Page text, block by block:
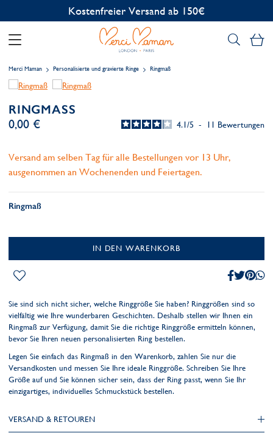
Kostenlose Personalisierung
Merci Maman Personalisierte und gravierte Ringe Ringmaß
RINGMASS
4.1/5 - 11 Bewertungen
0,00 €
Versand am selben Tag für alle Bestellungen vor 13 Uhr,
ausgenommen an Wochenenden und Feiertagen.
Ringmaß
IN DEN WARENKORB
Sie sind sich nicht sicher, welche Ringgröße Sie haben? Ringgrößen sind so
vielfältig wie Ihre wunderbaren Geschichten. Deshalb stellen wir Ihnen ein
Ringmaß zur Verfügung, damit Sie die richtige Ringgröße ermitteln können,
bevor Sie Ihren neuen personalisierten Ring bestellen.
Legen Sie einfach das Ringmaß in den Warenkorb, zahlen Sie nur die
Versandkosten und messen Sie Ihre ideale Ringgröße. Schreiben Sie Ihre
Größe auf und Sie können sicher sein, dass der Ring passt, wenn Sie Ihr
einzigartiges, individuelles Schmuckstück bestellen.
VERSAND & RETOUREN